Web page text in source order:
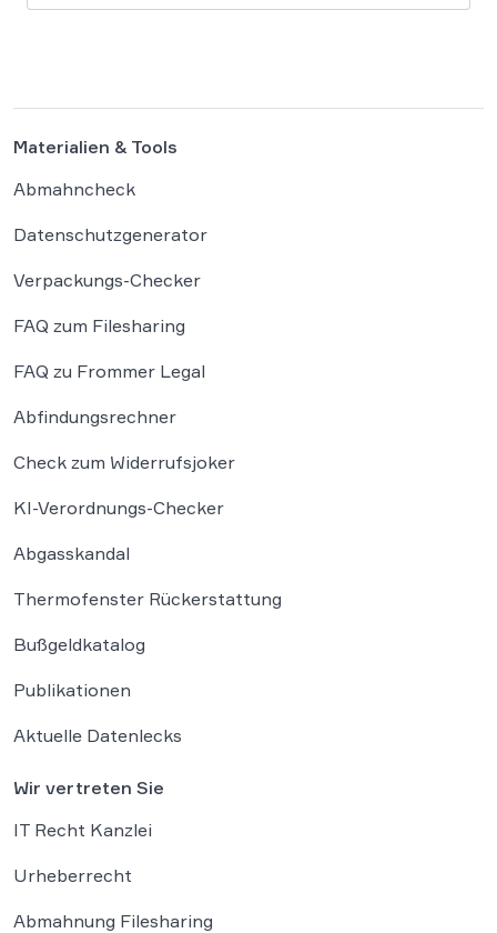
die individuellen kreativen Merkmale des
Materialien & Tools
Abmahncheck
Datenschutzgenerator
Verpackungs-Checker
FAQ zum Filesharing
FAQ zu Frommer Legal
Abfindungsrechner
Check zum Widerrufsjoker
KI-Verordnungs-Checker
Abgasskandal
Thermofenster Rückerstattung
Bußgeldkatalog
Publikationen
Aktuelle Datenlecks
Wir vertreten Sie
IT Recht Kanzlei
Urheberrecht
Abmahnung Filesharing